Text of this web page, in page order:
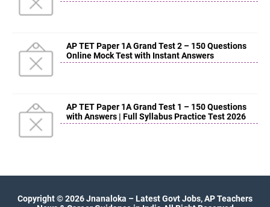
AP TET Paper 1A Grand Test 2 – 150 Questions
Online Mock Test with Instant Answers
AP TET Paper 1A Grand Test 1 – 150 Questions
with Answers | Full Syllabus Practice Test 2026
Copyright ©2026Jnanaloka – Latest Govt Jobs, AP Teachers